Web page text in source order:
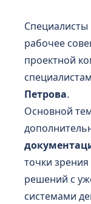
рабочее
проектной
Петрова.
Основной
точки
решений с
системами